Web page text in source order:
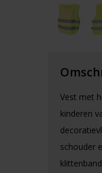
Vest met
kinderen
schouder